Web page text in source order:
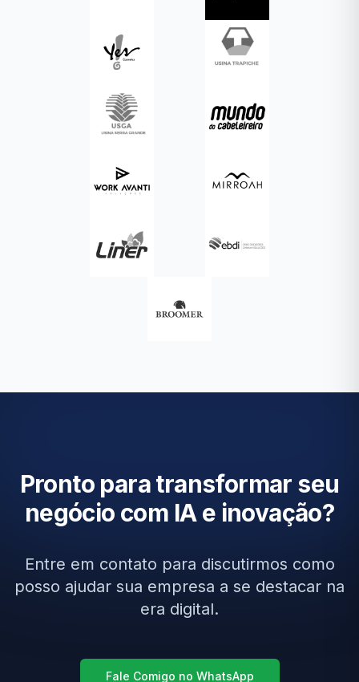
Pronto para transformar seu
negócio com IA e inovação?
Entre em contato para discutirmos como
posso ajudar sua empresa a se destacar na
era digital.
Fale Comigo no WhatsApp